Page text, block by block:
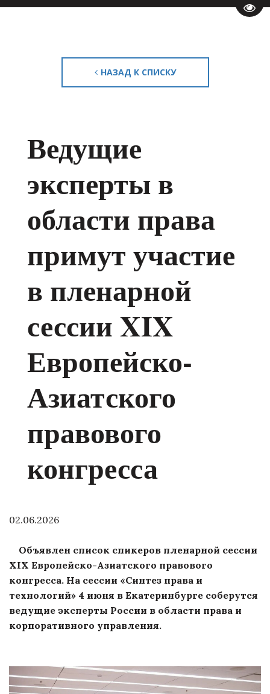
НАЗАД К СПИСКУ
Ведущие
эксперты в
области права
примут участие
в пленарной
сессии XIX
Европейско-
Азиатского
правового
конгресса
02.06.2026
Объявлен список спикеров пленарной сессии
XIX Европейско-Азиатского правового
конгресса. На сессии «Синтез права и
технологий» 4 июня в Екатеринбурге соберутся
ведущие эксперты России в области права и
корпоративного управления.